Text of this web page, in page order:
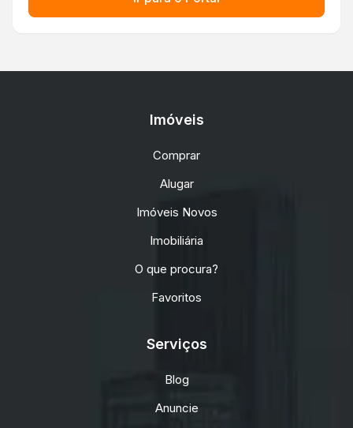
Imóveis
Comprar
Alugar
Imóveis Novos
Imobiliária
O que procura?
Favoritos
Serviços
Blog
Anuncie